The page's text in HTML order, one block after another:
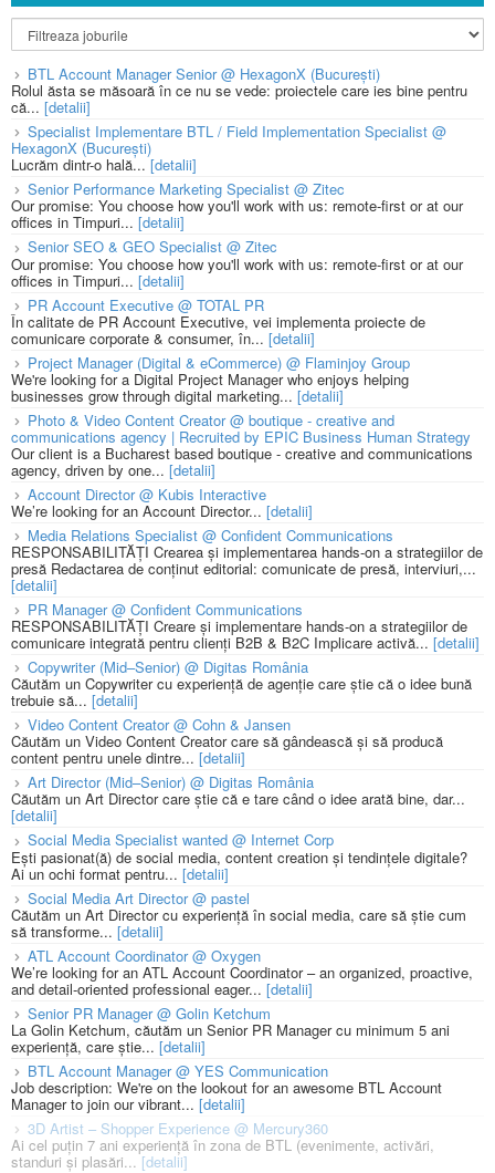
BTL Account Manager Senior @ HexagonX (București)
Rolul ăsta se măsoară în ce nu se vede: proiectele care ies bine pentru
că... [detalii]
Specialist Implementare BTL / Field Implementation Specialist @
HexagonX (București)
Lucrăm dintr-o hală... [detalii]
Senior Performance Marketing Specialist @ Zitec
Our promise: You choose how you'll work with us: remote-first or at our
offices in Timpuri... [detalii]
Senior SEO & GEO Specialist @ Zitec
Our promise: You choose how you'll work with us: remote-first or at our
offices in Timpuri... [detalii]
PR Account Executive @ TOTAL PR
În calitate de PR Account Executive, vei implementa proiecte de
comunicare corporate & consumer, în... [detalii]
Project Manager (Digital & eCommerce) @ Flaminjoy Group
We're looking for a Digital Project Manager who enjoys helping
businesses grow through digital marketing... [detalii]
Photo & Video Content Creator @ boutique - creative and
communications agency | Recruited by EPIC Business Human Strategy
Our client is a Bucharest based boutique - creative and communications
agency, driven by one... [detalii]
Account Director @ Kubis Interactive
We’re looking for an Account Director... [detalii]
Media Relations Specialist @ Confident Communications
RESPONSABILITĂȚI Crearea și implementarea hands-on a strategiilor de
presă Redactarea de conținut editorial: comunicate de presă, interviuri,...
[detalii]
PR Manager @ Confident Communications
RESPONSABILITĂȚI Creare și implementare hands-on a strategiilor de
comunicare integrată pentru clienți B2B & B2C Implicare activă... [detalii]
Copywriter (Mid–Senior) @ Digitas România
Căutăm un Copywriter cu experiență de agenție care știe că o idee bună
trebuie să... [detalii]
Video Content Creator @ Cohn & Jansen
Căutăm un Video Content Creator care să gândească și să producă
content pentru unele dintre... [detalii]
Art Director (Mid–Senior) @ Digitas România
Căutăm un Art Director care știe că e tare când o idee arată bine, dar...
[detalii]
Social Media Specialist wanted @ Internet Corp
Ești pasionat(ă) de social media, content creation și tendințele digitale?
Ai un ochi format pentru... [detalii]
Social Media Art Director @ pastel
Căutăm un Art Director cu experiență în social media, care să știe cum
să transforme... [detalii]
ATL Account Coordinator @ Oxygen
We’re looking for an ATL Account Coordinator – an organized, proactive,
and detail-oriented professional eager... [detalii]
Senior PR Manager @ Golin Ketchum
La Golin Ketchum, căutăm un Senior PR Manager cu minimum 5 ani
experiență, care știe... [detalii]
BTL Account Manager @ YES Communication
Job description: We're on the lookout for an awesome BTL Account
Manager to join our vibrant... [detalii]
3D Artist – Shopper Experience @ Mercury360
Ai cel puțin 7 ani experiență în zona de BTL (evenimente, activări,
standuri și plasări...[detalii]